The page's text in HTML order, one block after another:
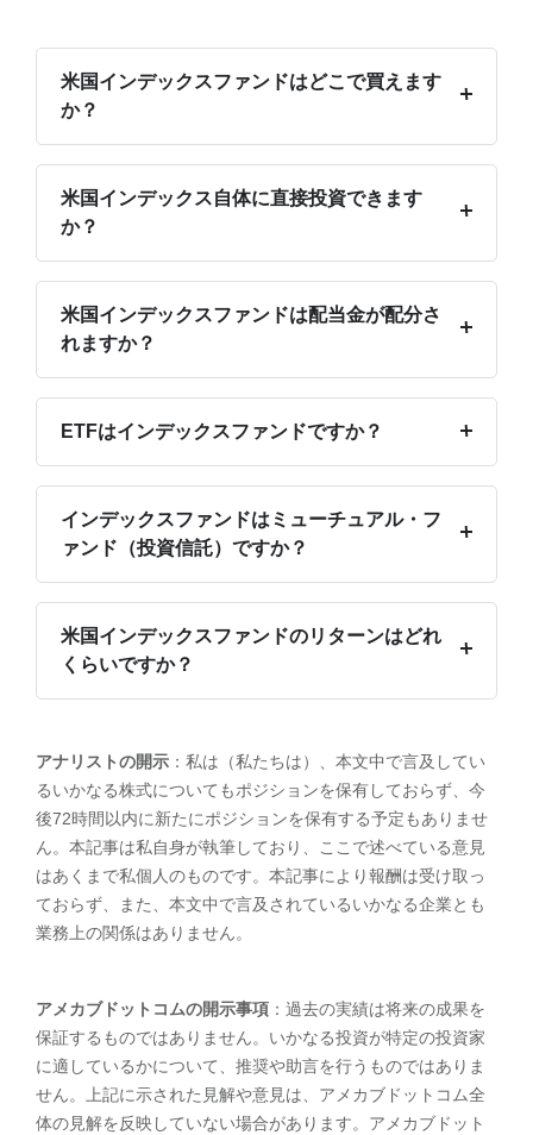
米国インデックスファンドはどこで買えます
か？
米国インデックス自体に直接投資できます
か？
米国インデックスファンドは配当金が配分さ
れますか？
ETFはインデックスファンドですか？
インデックスファンドはミューチュアル・フ
ァンド（投資信託）ですか？
米国インデックスファンドのリターンはどれ
くらいですか？
アナリストの開示 ：私は（私たちは）、本文中で言及してい
るいかなる株式についてもポジションを保有しておらず、今
後72時間以内に新たにポジションを保有する予定もありませ
ん。本記事は私自身が執筆しており、ここで述べている意見
はあくまで私個人のものです。本記事により報酬は受け取っ
ておらず、また、本文中で言及されているいかなる企業とも
業務上の関係はありません。
アメカブドットコムの開示事項 ：過去の実績は将来の成果を
保証するものではありません。いかなる投資が特定の投資家
に適しているかについて、推奨や助言を行うものではありま
せん。上記に示された見解や意見は、アメカブドットコム全
体の見解を反映していない場合があります。アメカブドット